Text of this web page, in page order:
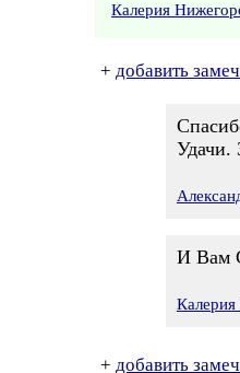
Калерия
+ добавить
Удачи.
И Вам
+ добавить